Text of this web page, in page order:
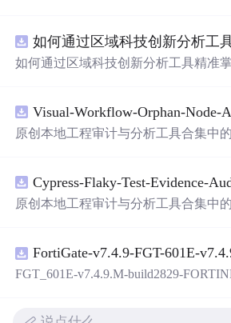
带有直观的图形用户界面（GUI），
需要将手写数字输入系统，它将立即
是一个非常方便和实用的工具，你一
如何通过区域科技创新分析工具精准
原创本地工程审计与分析工具合集中
README、运行说明、功能清单、MIT
权声明。解压后进入project目录，执行
目源码、Logo、官方截图、论文、生
材。适合前端开发、AI应用工程、测
原创本地工程审计与分析工具合集中
README、运行说明、功能清单、
权声明。解压后进入project目录，执行
FGT_601E-v7.4.9.M-build2829-